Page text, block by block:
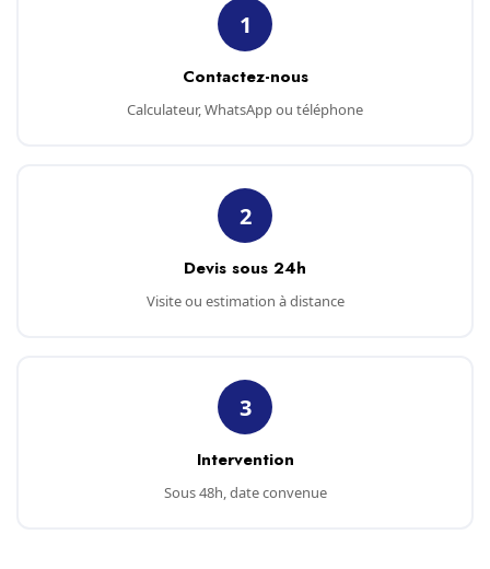
1
Contactez-nous
Calculateur, WhatsApp ou téléphone
2
Devis sous 24h
Visite ou estimation à distance
3
Intervention
Sous 48h, date convenue